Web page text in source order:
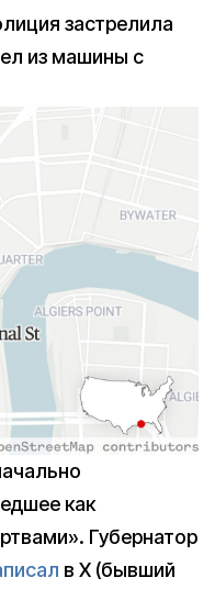
застрелила
из машины с
как
Губернатор
в X (бывший